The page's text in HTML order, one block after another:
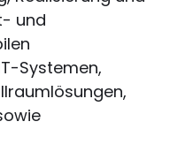
und
Systemen,